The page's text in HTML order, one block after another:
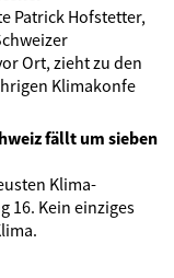
Patrick Hofstetter,
Ort, zieht zu den
Klimakonfe
fällt um sieben
Klima-
16. Kein einziges